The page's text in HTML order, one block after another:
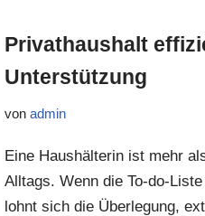
Privathaushalt
Unterstützung
von admin
Eine Haushälterin ist mehr
Alltags. Wenn die To-do-
lohnt sich die Überlegung,